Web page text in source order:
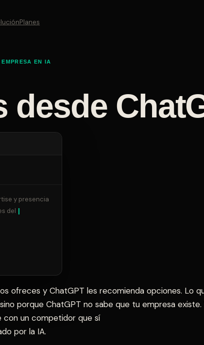
Planes
EN IA
y presencia
del sector con
ofreces y ChatGPT les recomienda opciones. Lo
porque ChatGPT no sabe que tu empresa
con un competidor que sí
por la IA.